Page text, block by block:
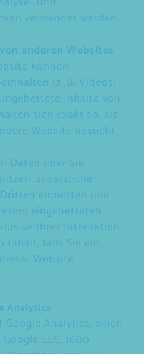
verwendet werden.
anderen Websites
können
(z. B. Videos,
Inhalte von
sich exakt so, als
Website besucht
Daten über Sie
zusätzliche
einbetten und
eingebetteten
Ihrer Interaktion
Inhalt, falls Sie ein
Website
Analytics
Analytics, einen
LLC, 1600